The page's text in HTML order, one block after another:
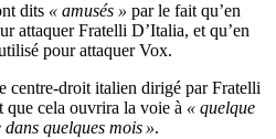
dits « amusés » par le fait qu’en
attaquer Fratelli D’Italia, et qu’en
pour attaquer Vox.
centre-droit italien dirigé par Fratelli
que cela ouvrira la voie à « quelque
quelques mois ».